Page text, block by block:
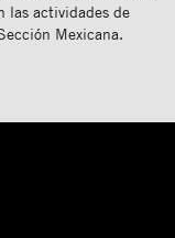
las actividades de
Mexicana.